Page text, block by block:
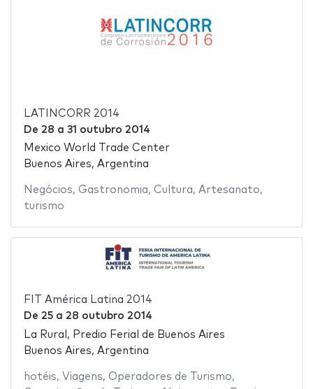
LATINCORR 2014
De 28 a 31 outubro 2014
Mexico World Trade Center
Buenos Aires, Argentina
Negócios, Gastronomia, Cultura, Artesanato,
turismo
FIT América Latina 2014
De 25a 28 outubro 2014
La Rural, Predio Ferial de Buenos Aires
Buenos Aires, Argentina
hotéis, Viagens, Operadores de Turismo,